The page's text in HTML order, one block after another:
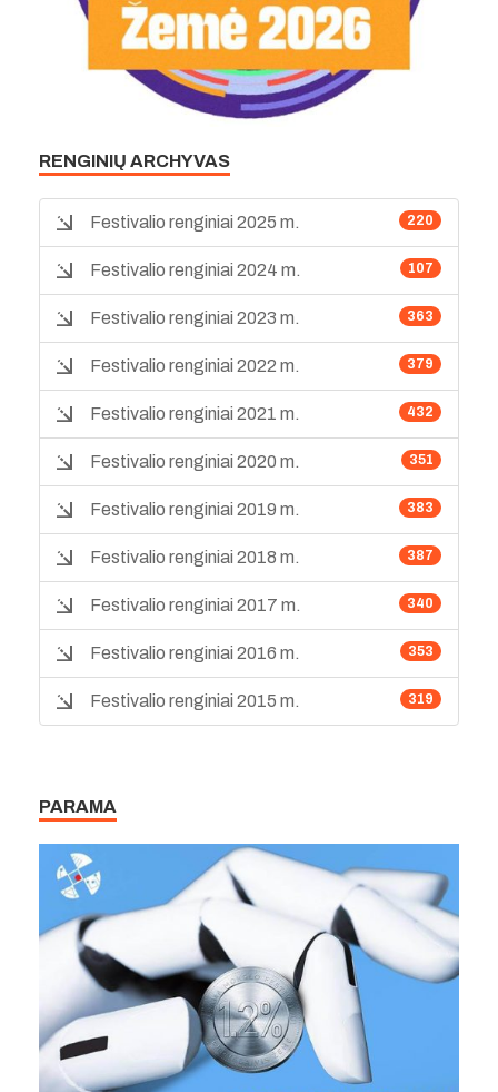
RENGINIŲ ARCHYVAS
220
Festivalio renginiai 2025 m.
107
Festivalio renginiai 2024 m.
363
Festivalio renginiai 2023 m.
379
Festivalio renginiai 2022 m.
432
Festivalio renginiai 2021 m.
351
Festivalio renginiai 2020 m.
383
Festivalio renginiai 2019 m.
387
Festivalio renginiai 2018 m.
340
Festivalio renginiai 2017 m.
353
Festivalio renginiai 2016 m.
319
Festivalio renginiai 2015 m.
PARAMA